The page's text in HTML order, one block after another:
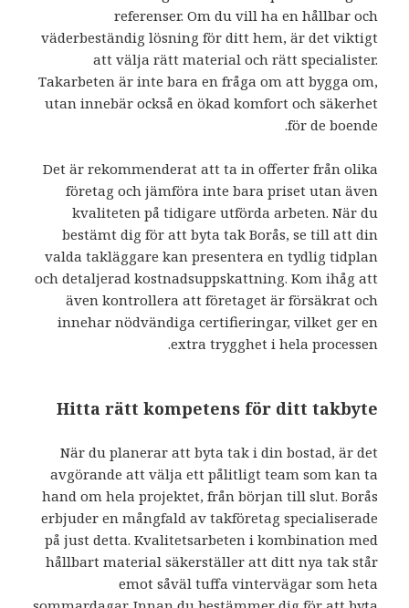
referenser. Om du vill ha en hållbar och
väderbeständig lösning för ditt hem, är det viktigt
att välja rätt material och rätt specialister.
Takarbeten är inte bara en fråga om att bygga om,
utan innebär också en ökad komfort och säkerhet
för de boende.
Det är rekommenderat att ta in offerter från olika
företag och jämföra inte bara priset utan även
kvaliteten på tidigare utförda arbeten. När du
bestämt dig för att byta tak Borås, se till att din
valda takläggare kan presentera en tydlig tidplan
och detaljerad kostnadsuppskattning. Kom ihåg att
även kontrollera att företaget är försäkrat och
innehar nödvändiga certifieringar, vilket ger en
extra trygghet i hela processen.
Hitta rätt kompetens för ditt takbyte
När du planerar att byta tak i din bostad, är det
avgörande att välja ett pålitligt team som kan ta
hand om hela projektet, från början till slut. Borås
erbjuder en mångfald av takföretag specialiserade
på just detta. Kvalitetsarbeten i kombination med
hållbart material säkerställer att ditt nya tak står
emot såväl tuffa vintervägar som heta